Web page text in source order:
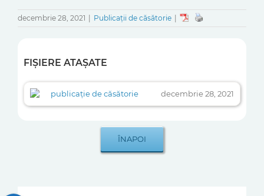
decembrie 28, 2021 Publicații de căsătorie
FIȘIERE ATAȘATE
publicație de căsătorie decembrie 28, 2021